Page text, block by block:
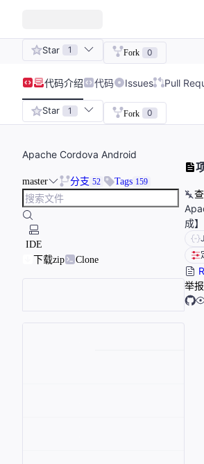
Star 1 Fork 0
代码介绍 代码 Issues Pull
Star 1 Fork 0
Apache Cordova Android
master 分支 52 Tags 159
IDE
下载zip
Clone
成】
举